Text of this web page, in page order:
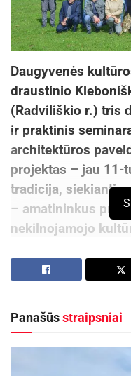
Daugyvenės
draustinio
(Radviliškio r.) tris
ir praktinis
architektūros
projektas – jau 11-
tradicija, siekianti
– amatininkus
nekilnojamojo
aktualizuoti
Šių metų medinės
skirtas stogams,
Panašūsstraipsniai